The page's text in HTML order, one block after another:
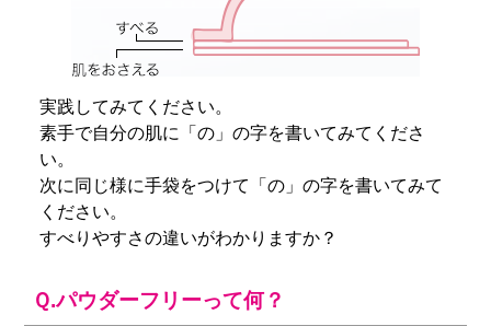
実践してみてください。
素手で自分の肌に「の」の字を書いてみてくださ
い。
次に同じ様に手袋をつけて「の」の字を書いてみて
ください。
すべりやすさの違いがわかりますか？
Ｑ.パウダーフリーって何？